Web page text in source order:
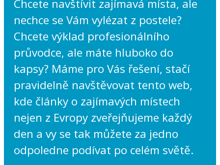
Chcete navštívit zajímavá místa, ale
nechce se Vám vylézat z postele?
Chcete výklad profesionálního
průvodce, ale máte hluboko do
kapsy? Máme pro Vás řešení, stačí
pravidelně navštěvovat tento web,
kde články o zajímavých místech
nejen z Evropy zveřejňujeme každý
den a vy se tak můžete za jedno
odpoledne podívat po celém světě.